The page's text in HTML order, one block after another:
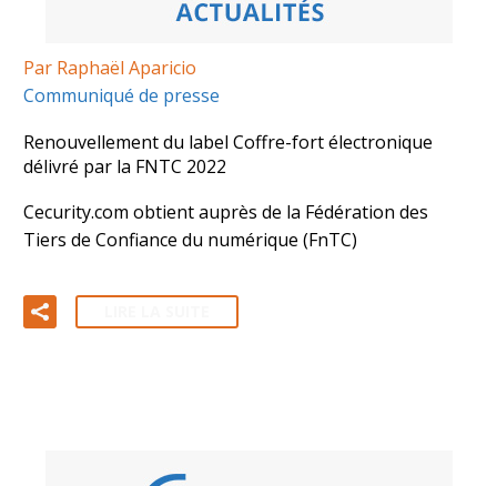
Par Raphaël Aparicio
Communiqué de presse
Renouvellement du label Coffre-fort électronique
délivré par la FNTC 2022
Cecurity.com obtient auprès de la Fédération des
Tiers de Confiance du numérique (FnTC)